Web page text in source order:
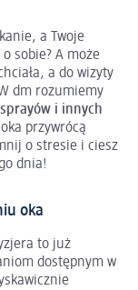
a Twoje
sobie? A może
a do wizyty
dm rozumiemy
sprayów i innych
przywrócą
o stresie i ciesz
dnia!
oka
to już
dostępnym w